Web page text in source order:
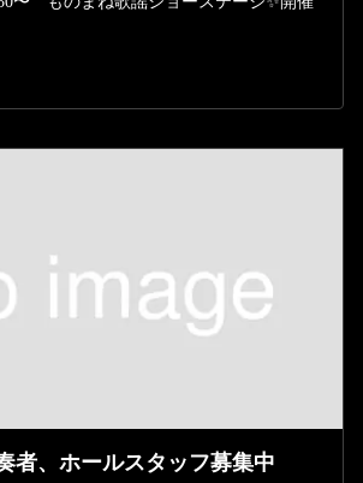
者、ホールスタッフ募集中